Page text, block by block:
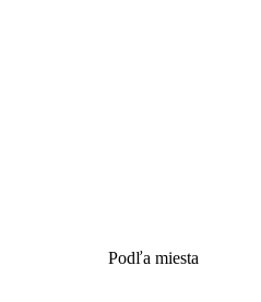
Podľa miesta